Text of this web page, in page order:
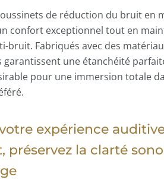
de réduction du bruit en
confort exceptionnel tout en
bruit. Fabriqués avec des
garantissent une étanchéité
pour une immersion totale
expérience
préservez la clarté